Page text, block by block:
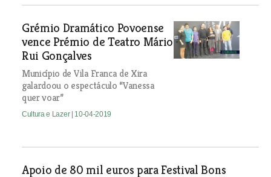
Grémio Dramático Povoense
vence Prémio de Teatro Mário
Rui Gonçalves
Município de Vila Franca de Xira
galardoou o espectáculo “Vanessa
quer voar”
Cultura e Lazer | 10-04-2019
Apoio de 80 mil euros para Festival Bons